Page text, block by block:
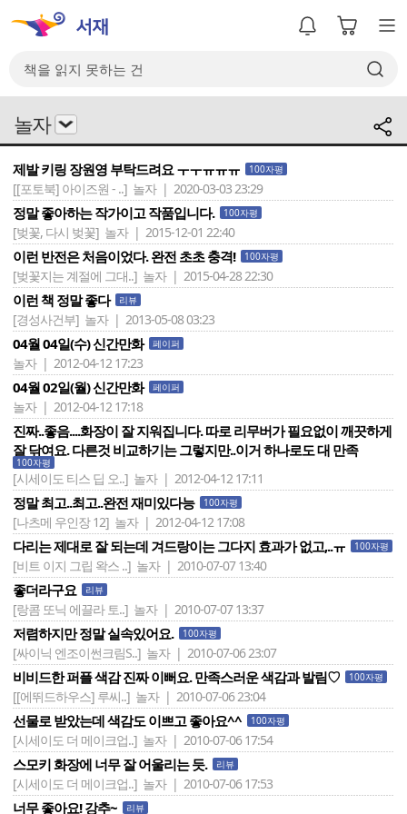
놀자
제발 키링 장원영 부탁드려요 ㅜㅜㅠㅠㅠ 100자평
[[포토북] 아이즈원 - ..] 놀자 | 2020-03-03 23:29
정말 좋아하는 작가이고 작품입니다. 100자평
[벚꽃, 다시 벚꽃] 놀자 | 2015-12-01 22:40
이런 반전은 처음이었다. 완전 초초 충격! 100자평
[벚꽃지는 계절에 그대..] 놀자 | 2015-04-28 22:30
이런 책 정말 좋다 리뷰
[경성사건부] 놀자 | 2013-05-08 03:23
04월 04일(수) 신간만화 페이퍼
놀자 | 2012-04-12 17:23
04월 02일(월) 신간만화 페이퍼
놀자 | 2012-04-12 17:18
진짜..좋음....화장이 잘 지워집니다. 따로 리무버가 필요없이 깨끗하게
잘 닦여요. 다른것 비교하기는 그렇지만..이거 하나로도 대 만족
100자평
[시세이도 티스 딥 오..] 놀자 | 2012-04-12 17:11
정말 최고..최고..완전 재미있다능 100자평
[나츠메 우인장 12] 놀자 | 2012-04-12 17:08
다리는 제대로 잘 되는데 겨드랑이는 그다지 효과가 없고,..ㅠ 100자평
[비트 이지 그립 왁스 ..] 놀자 | 2010-07-07 13:40
좋더라구요 리뷰
[랑콤 또닉 에끌라 토..] 놀자 | 2010-07-07 13:37
저렴하지만 정말 실속있어요. 100자평
[싸이닉 엔조이썬크림S..] 놀자 | 2010-07-06 23:07
비비드한 퍼플 색감 진짜 이뻐요. 만족스러운 색감과 발림♡ 100자평
[[에뛰드하우스] 루씨..] 놀자 | 2010-07-06 23:04
선물로 받았는데 색감도 이쁘고 좋아요^^ 100자평
[시세이도 더 메이크업..] 놀자 | 2010-07-06 17:54
스모키 화장에 너무 잘 어울리는 듯. 리뷰
[시세이도 더 메이크업..] 놀자 | 2010-07-06 17:53
너무 좋아요! 강추~ 리뷰